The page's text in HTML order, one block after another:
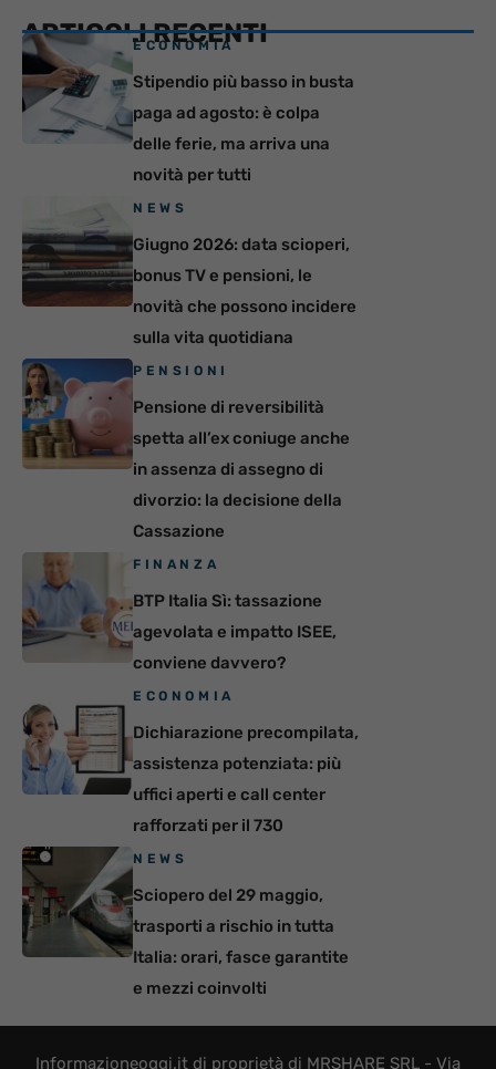
ARTICOLI RECENTI
ECONOMIA
Stipendio più basso in busta
paga ad agosto: è colpa
delle ferie, ma arriva una
novità per tutti
NEWS
Giugno 2026: data scioperi,
bonus TV e pensioni, le
novità che possono incidere
sulla vita quotidiana
PENSIONI
Pensione di reversibilità
spetta all’ex coniuge anche
in assenza di assegno di
divorzio: la decisione della
Cassazione
FINANZA
BTP Italia Sì: tassazione
agevolata e impatto ISEE,
conviene davvero?
ECONOMIA
Dichiarazione precompilata,
assistenza potenziata: più
uffici aperti e call center
rafforzati per il 730
NEWS
Sciopero del 29 maggio,
trasporti a rischio in tutta
Italia: orari, fasce garantite
e mezzi coinvolti
Informazioneoggi.it di proprietà di MRSHARE SRL - Via